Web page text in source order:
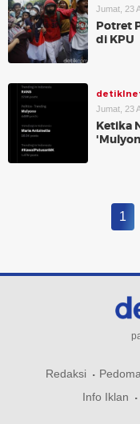
Jumat, 23
Potret
di KPU
Jumat, 23
Ketika
1
Redaksi
Info Iklan